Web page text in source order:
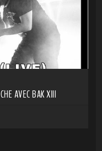
AVEC BAK XIII